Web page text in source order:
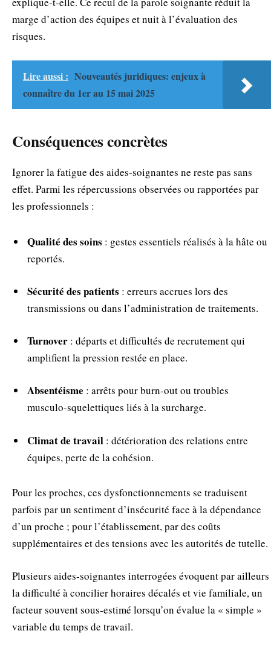
marge d’action des équipes et nuit à l’évaluation des
risques.
Lire aussi : Nouveautés juridiques: enjeux à
connaître du 1er au 15 mai 2025
Conséquences concrètes
Ignorer la fatigue des aides‑soignantes ne reste pas sans
effet. Parmi les répercussions observées ou rapportées par
les professionnels :
Qualité des soins : gestes essentiels réalisés à la hâte ou
reportés.
Sécurité des patients : erreurs accrues lors des
transmissions ou dans l’administration de traitements.
Turnover : départs et difficultés de recrutement qui
amplifient la pression restée en place.
Absentéisme : arrêts pour burn‑out ou troubles
musculo‑squelettiques liés à la surcharge.
Climat de travail : détérioration des relations entre
équipes, perte de la cohésion.
Pour les proches, ces dysfonctionnements se traduisent
parfois par un sentiment d’insécurité face à la dépendance
d’un proche ; pour l’établissement, par des coûts
supplémentaires et des tensions avec les autorités de tutelle.
Plusieurs aides‑soignantes interrogées évoquent par ailleurs
la difficulté à concilier horaires décalés et vie familiale, un
facteur souvent sous‑estimé lorsqu’on évalue la « simple »
variable du temps de travail.